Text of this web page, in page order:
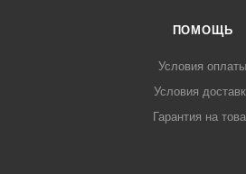
ПОМОЩЬ
Условия оплаты
Условия
Гарантия на